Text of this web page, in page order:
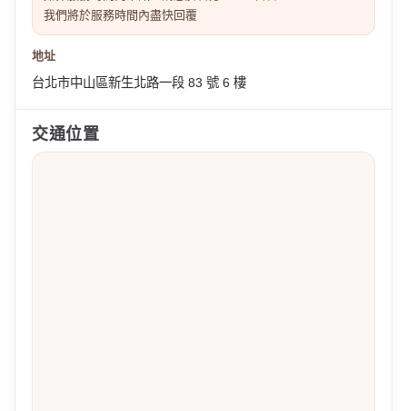
我們將於服務時間內盡快回覆
地址
台北市中山區新生北路一段 83 號 6 樓
交通位置